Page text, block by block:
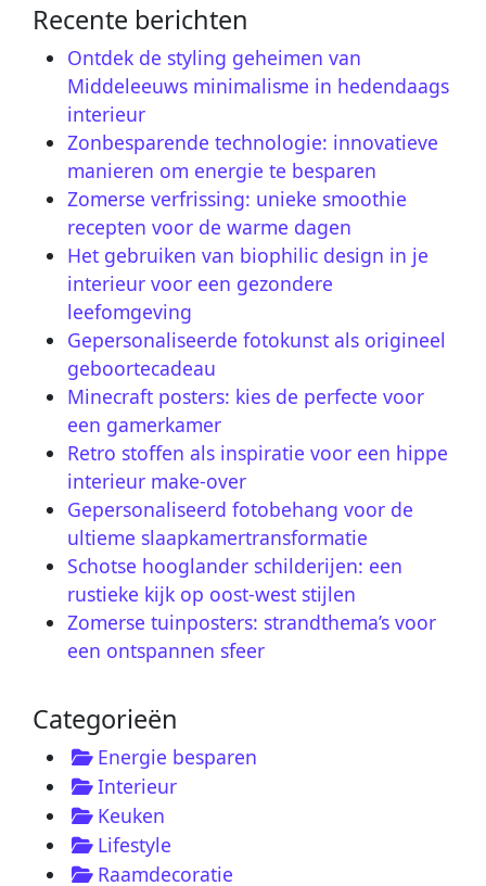
Recente berichten
Ontdek de styling geheimen van
Middeleeuws minimalisme in hedendaags
interieur
Zonbesparende technologie: innovatieve
manieren om energie te besparen
Zomerse verfrissing: unieke smoothie
recepten voor de warme dagen
Het gebruiken van biophilic design in je
interieur voor een gezondere
leefomgeving
Gepersonaliseerde fotokunst als origineel
geboortecadeau
Minecraft posters: kies de perfecte voor
een gamerkamer
Retro stoffen als inspiratie voor een hippe
interieur make-over
Gepersonaliseerd fotobehang voor de
ultieme slaapkamertransformatie
Schotse hooglander schilderijen: een
rustieke kijk op oost-west stijlen
Zomerse tuinposters: strandthema’s voor
een ontspannen sfeer
Categorieën
Energie besparen
Interieur
Keuken
Lifestyle
Raamdecoratie